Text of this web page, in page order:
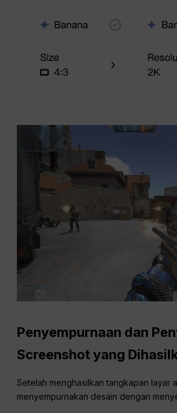
Penyempurnaan dan
Screenshot yang
Setelah menghasilkan tangkapan layar
menyempurnakan desain dengan